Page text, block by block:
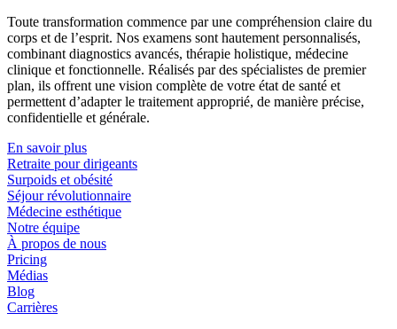
Toute transformation commence par une compréhension claire du
corps et de l’esprit. Nos examens sont hautement personnalisés,
combinant diagnostics avancés, thérapie holistique, médecine
clinique et fonctionnelle. Réalisés par des spécialistes de premier
plan, ils offrent une vision complète de votre état de santé et
permettent d’adapter le traitement approprié, de manière précise,
confidentielle et générale.
En savoir plus
Retraite pour dirigeants
Surpoids et obésité
Séjour révolutionnaire
Médecine esthétique
Notre équipe
À propos de nous
Pricing
Médias
Blog
Carrières